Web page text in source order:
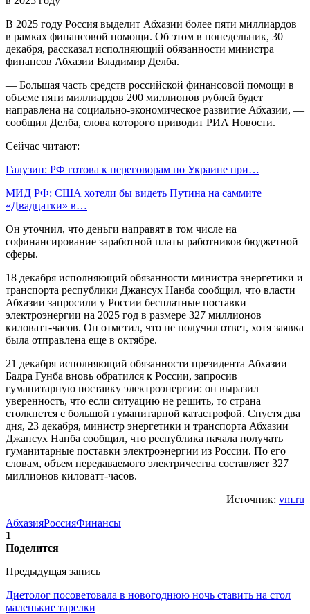
В 2025 году Россия выделит Абхазии более пяти миллиардов
в рамках финансовой помощи. Об этом в понедельник, 30
декабря, рассказал исполняющий обязанности министра
финансов Абхазии Владимир Делба.
— Большая часть средств российской финансовой помощи в
объеме пяти миллиардов 200 миллионов рублей будет
направлена на социально-экономическое развитие Абхазии, —
сообщил Делба, слова которого приводит РИА Новости.
Сейчас читают:
Галузин: РФ готова к переговорам по Украине при…
МИД РФ: США хотели бы видеть Путина на саммите
«Двадцатки» в…
Он уточнил, что деньги направят в том числе на
софинансирование заработной платы работников бюджетной
сферы.
18 декабря исполняющий обязанности министра энергетики и
транспорта республики Джансух Нанба сообщил, что власти
Абхазии запросили у России бесплатные поставки
электроэнергии на 2025 год в размере 327 миллионов
киловатт-часов. Он отметил, что не получил ответ, хотя заявка
была отправлена еще в октябре.
21 декабря исполняющий обязанности президента Абхазии
Бадра Гунба вновь обратился к России, запросив
гуманитарную поставку электроэнергии: он выразил
уверенность, что если ситуацию не решить, то страна
столкнется с большой гуманитарной катастрофой. Спустя два
дня, 23 декабря, министр энергетики и транспорта Абхазии
Джансух Нанба сообщил, что республика начала получать
гуманитарные поставки электроэнергии из России. По его
словам, объем передаваемого электричества составляет 327
миллионов киловатт-часов.
Источник: vm.ru
АбхазияРоссияФинансы
1
Поделится
Предыдущая запись
Диетолог посоветовала в новогоднюю ночь ставить на стол
маленькие тарелки